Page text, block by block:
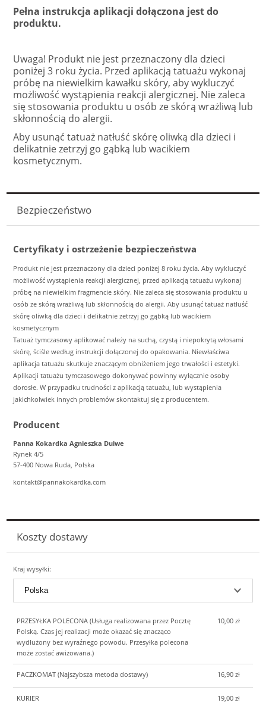
Pełna instrukcja aplikacji dołączona jest do
produktu.
Uwaga! Produkt nie jest przeznaczony dla dzieci
poniżej 3 roku życia. Przed aplikacją tatuażu wykonaj
próbę na niewielkim kawałku skóry, aby wykluczyć
możliwość wystąpienia reakcji alergicznej. Nie zaleca
się stosowania produktu u osób ze skórą wrażliwą lub
skłonnością do alergii.
Aby usunąć tatuaż natłuść skórę oliwką dla dzieci i
delikatnie zetrzyj go gąbką lub wacikiem
kosmetycznym.
Bezpieczeństwo
Certyfikaty i ostrzeżenie bezpieczeństwa
Produkt nie jest przeznaczony dla dzieci poniżej 8 roku życia. Aby wykluczyć
możliwość wystąpienia reakcji alergicznej, przed aplikacją tatuażu wykonaj
próbę na niewielkim fragmencie skóry. Nie zaleca się stosowania produktu u
osób ze skórą wrażliwą lub skłonnością do alergii. Aby usunąć tatuaż natłuść
skórę oliwką dla dzieci i delikatnie zetrzyj go gąbką lub wacikiem
kosmetycznym
Tatuaż tymczasowy aplikować należy na suchą, czystą i niepokrytą włosami
skórę, ściśle według instrukcji dołączonej do opakowania. Niewłaściwa
aplikacja tatuażu skutkuje znaczącym obniżeniem jego trwałości i estetyki.
Aplikacji tatuażu tymczasowego dokonywać powinny wyłącznie osoby
dorosłe. W przypadku trudności z aplikacją tatuażu, lub wystąpienia
jakichkolwiek innych problemów skontaktuj się z producentem.
Producent
Panna Kokardka Agnieszka Duiwe
Rynek 4/5
57-400 Nowa Ruda, Polska
kontakt@pannakokardka.com
Koszty dostawy
Kraj wysyłki:
PRZESYŁKA POLECONA(Usługa realizowana przez Pocztę
Polską. Czas jej realizacji może okazać się znacząco
wydłużony bez wyraźnego powodu. Przesyłka polecona
może zostać awizowana.)
10,00 zł
PACZKOMAT(Najszybsza metoda dostawy) 16,90 zł
KURIER 19,00 zł